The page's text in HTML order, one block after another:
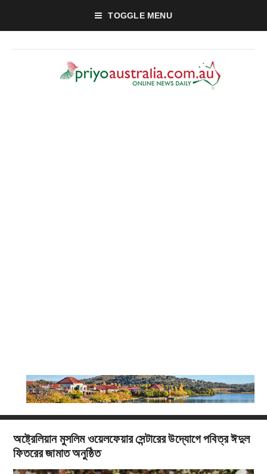
TOGGLE MENU
অষ্ট্রেলিয়ান মুসলিম ওয়েলফেয়ার সেন্টারের উদ্যোগে পবিত্র ঈদুল
ফিতরের জামাত অনুষ্ঠিত